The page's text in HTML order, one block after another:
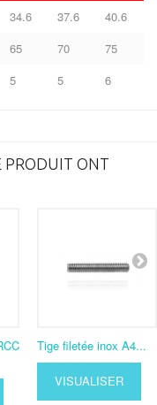
34.6 37.6
40.6
65 70
75
5 5 6
PRODUIT ONT
Tige filetée inox A4...
VISUALISER